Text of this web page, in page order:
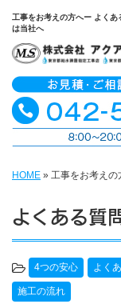
工事をお考えの方へー よく
は当社へ
HOME » 工事をお考えの
よくある質
4つの安心 よく
施工の流れ